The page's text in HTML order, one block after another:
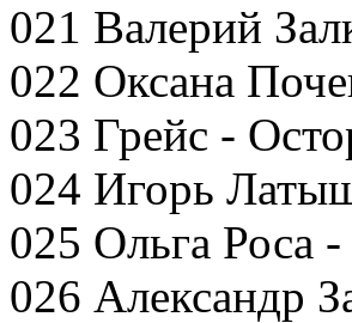
021 Валерий
022 Оксана
023 Грейс -
024 Игорь
025 Ольга Роса
026 Александр